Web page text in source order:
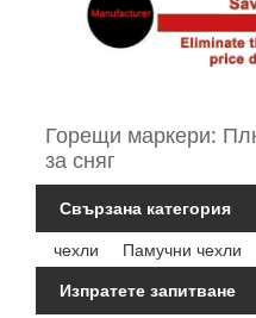
Горещи маркери:
за сняг
Свързана категория
чехли
Памучни чехли
Изпратете запитване